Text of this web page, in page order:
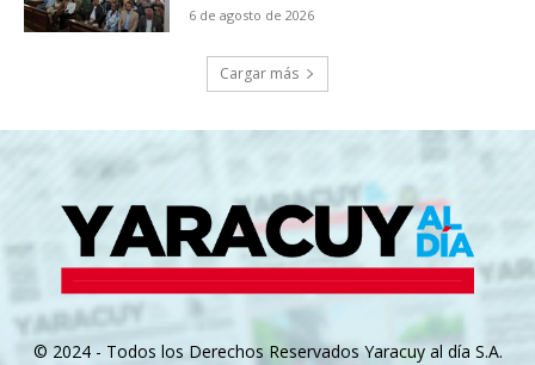
6 de agosto de 2026
Cargar más
© 2024 - Todos los Derechos Reservados Yaracuy al día S.A.